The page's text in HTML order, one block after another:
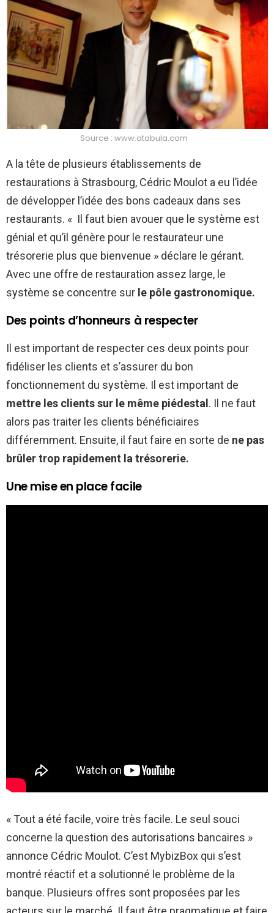
Source : www.atabula.com
A la tête de plusieurs établissements de
restaurations à Strasbourg, Cédric Moulot a eu l’idée
de développer l’idée des bons cadeaux dans ses
restaurants. « Il faut bien avouer que le système est
génial et qu’il génère pour le restaurateur une
trésorerie plus que bienvenue » déclare le gérant.
Avec une offre de restauration assez large, le
système se concentre sur le pôle gastronomique.
Des points d’honneurs à respecter
Il est important de respecter ces deux points pour
fidéliser les clients et s’assurer du bon
fonctionnement du système. Il est important de
mettre les clients sur le même piédestal . Il ne faut
alors pas traiter les clients bénéficiaires
différemment. Ensuite, il faut faire en sorte de ne pas
brûler trop rapidement la trésorerie.
Une mise en place facile
« Tout a été facile, voire très facile. Le seul souci
concerne la question des autorisations bancaires »
annonce Cédric Moulot. C’est MybizBox qui s’est
montré réactif et a solutionné le problème de la
banque. Plusieurs offres sont proposées par les